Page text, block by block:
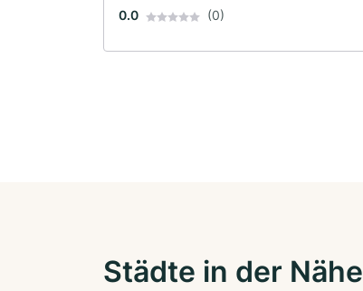
0.0 (0)
Städte in der Nähe